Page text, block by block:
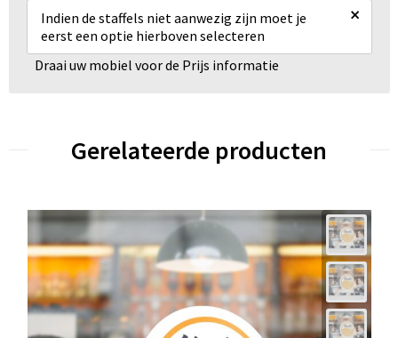
Indien de staffels niet aanwezig zijn moet je
eerst een optie hierboven selecteren
×
Draai uw mobiel voor de Prijs informatie
Gerelateerde producten